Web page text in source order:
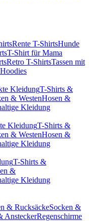
Rente T-ShirtsHunde
T-Shirt für Mama
Retro T-ShirtsTassen mit
KleidungT-Shirts &
& WestenHosen &
Kleidung
KleidungT-Shirts &
& WestenHosen &
Kleidung
T-Shirts &
&
Kleidung
& RucksäckeSocken &
AnsteckerRegenschirme